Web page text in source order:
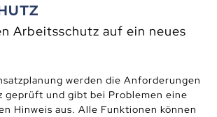
Arbeitsschutz auf ein neues
werden die Anforderungen
geprüft und gibt bei Problemen eine
Hinweis aus. Alle Funktionen können